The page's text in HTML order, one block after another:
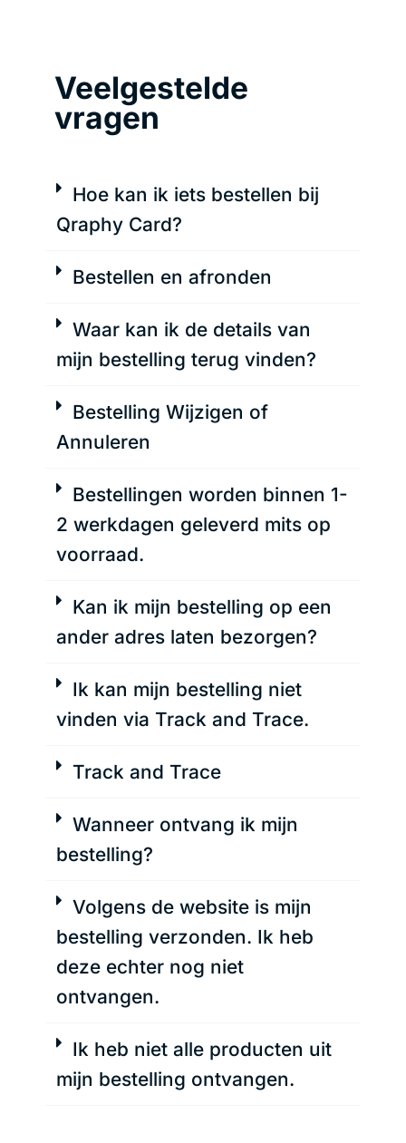
Veelgestelde
vragen
Hoe kan ik iets bestellen bij
Qraphy Card?
Bestellen en afronden
Waar kan ik de details van
mijn bestelling terug vinden?
Bestelling Wijzigen of
Annuleren
Bestellingen worden binnen 1-
2 werkdagen geleverd mits op
voorraad.
Kan ik mijn bestelling op een
ander adres laten bezorgen?
Ik kan mijn bestelling niet
vinden via Track and Trace.
Track and Trace
Wanneer ontvang ik mijn
bestelling?
Volgens de website is mijn
bestelling verzonden. Ik heb
deze echter nog niet
ontvangen.
Ik heb niet alle producten uit
mijn bestelling ontvangen.